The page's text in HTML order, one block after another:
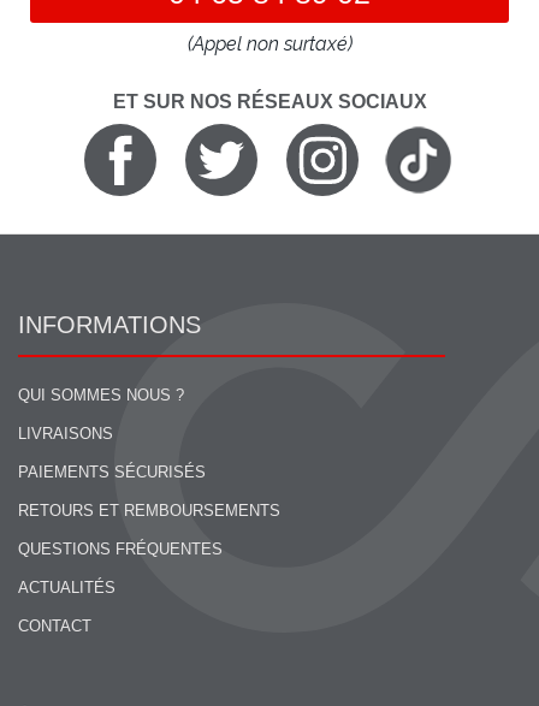
(Appel non surtaxé)
ET SUR NOS RÉSEAUX SOCIAUX
INFORMATIONS
QUI SOMMES NOUS ?
LIVRAISONS
PAIEMENTS SÉCURISÉS
RETOURS ET REMBOURSEMENTS
QUESTIONS FRÉQUENTES
ACTUALITÉS
CONTACT